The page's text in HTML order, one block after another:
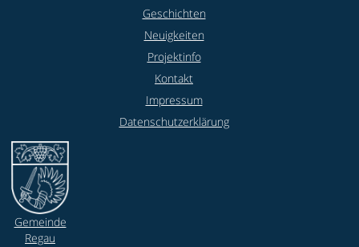
Geschichten
Neuigkeiten
Projektinfo
Kontakt
Impressum
Datenschutzerklärung
Gemeinde
Regau